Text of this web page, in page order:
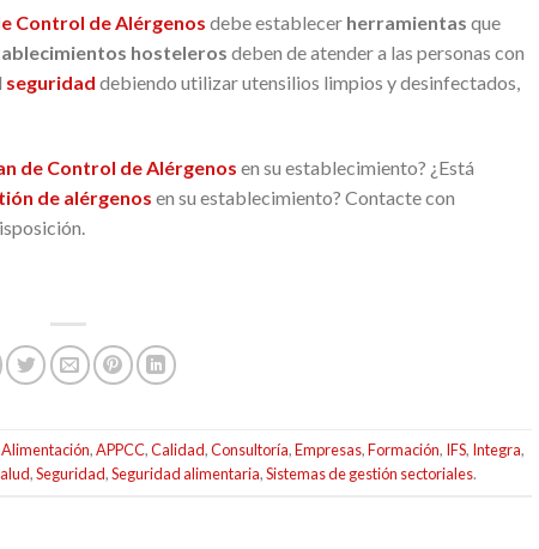
Control de Alérgenos debe establecer herramientas que
hosteleros deben de atender a las personas con
seguridad debiendo utilizar utensilios limpios y desinfectados,
de Control de Alérgenos en su establecimiento? ¿Está
de alérgenos en su establecimiento? Contacte con
Alimentación,APPCC,Calidad,Consultoría,Empresas,Formación, IFS, Integra,
,Seguridad,Seguridad alimentaria,Sistemas de gestión sectoriales.